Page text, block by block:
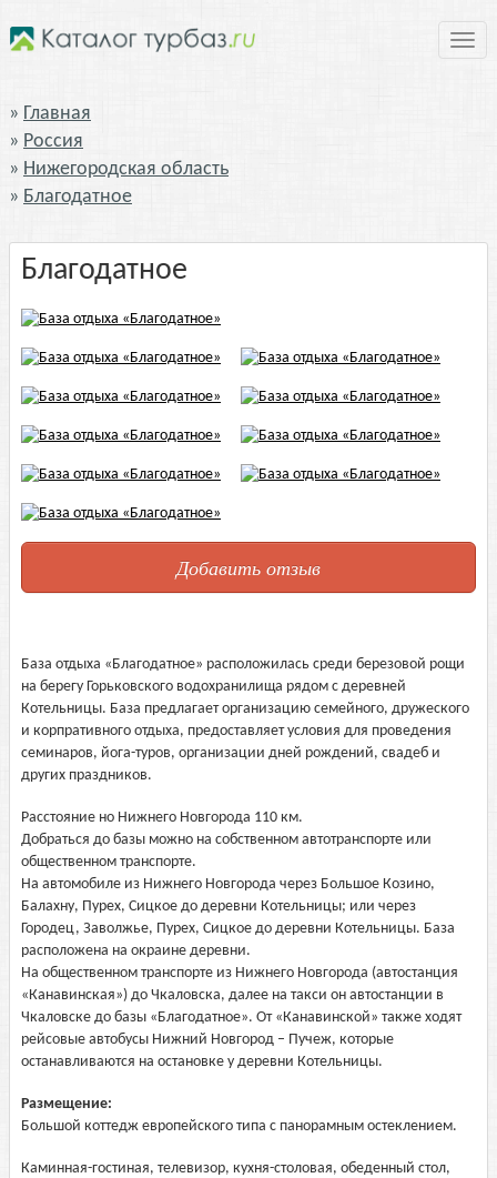
Главная
Россия
Нижегородская область
Благодатное
Благодатное
Добавить отзыв
База отдыха «Благодатное» расположилась среди березовой рощи
на берегу Горьковского водохранилища рядом с деревней
Котельницы. База предлагает организацию семейного, дружеского
и корпративного отдыха, предоставляет условия для проведения
семинаров, йога-туров, организации дней рождений, свадеб и
других праздников.
Расстояние но Нижнего Новгорода 110 км.
Добраться до базы можно на собственном автотранспорте или
общественном транспорте.
На автомобиле из Нижнего Новгорода через Большое Козино,
Балахну, Пурех, Сицкое до деревни Котельницы; или через
Городец, Заволжье, Пурех, Сицкое до деревни Котельницы. База
расположена на окраине деревни.
На общественном транспорте из Нижнего Новгорода (автостанция
«Канавинская») до Чкаловска, далее на такси он автостанции в
Чкаловске до базы «Благодатное». От «Канавинской» также ходят
рейсовые автобусы Нижний Новгород – Пучеж, которые
останавливаются на остановке у деревни Котельницы.
Размещение:
Большой коттедж европейского типа с панорамным остеклением.
Каминная-гостиная, телевизор, кухня-столовая, обеденный стол,